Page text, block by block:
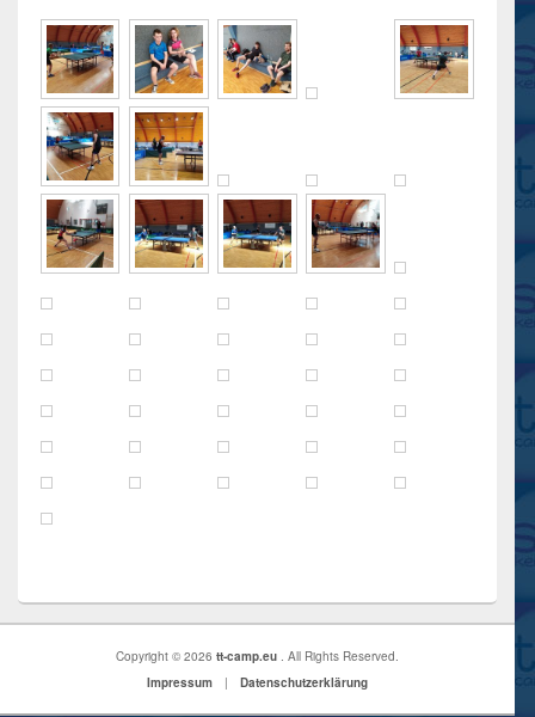
Copyright © 2026 tt-camp.eu
. All Rights Reserved.
Impressum
| Datenschutzerklärung